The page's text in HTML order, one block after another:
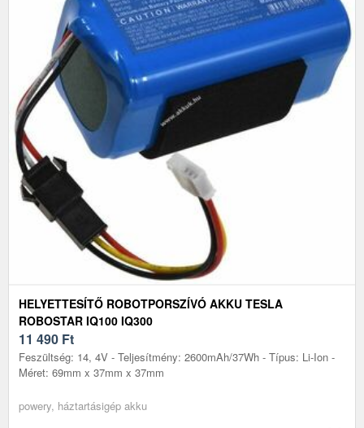
HELYETTESÍTŐ ROBOTPORSZÍVÓ AKKU TESLA
ROBOSTAR IQ100 IQ300
11 490 Ft
Feszültség: 14, 4V - Teljesítmény: 2600mAh/37Wh - Típus: Li-Ion -
Méret: 69mm x 37mm x 37mm
powery, háztartásigép akku